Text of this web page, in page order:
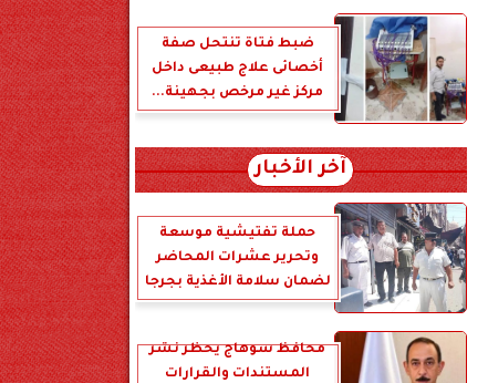
ضبط فتاة تنتحل صفة
أخصائى علاج طبيعى داخل
مركز غير مرخص بجهينة...
آخر الأخبار
حملة تفتيشية موسعة
وتحرير عشرات المحاضر
لضمان سلامة الأغذية بجرجا
محافظ سوهاج يحظر نشر
المستندات والقرارات